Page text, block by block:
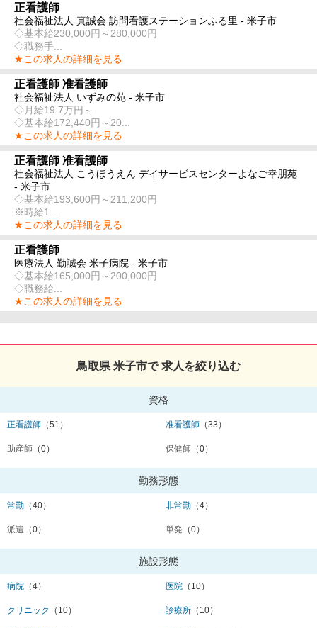
正看護師
社会福祉法人 真誠会 訪問看護ステーションふる里 - 米子市
◇基本給230,000円～280,000円
◇職務手...
★この求人の詳細を見る
正看護師 准看護師
社会福祉法人 いずみの苑 - 米子市
◇月給19.7万円～
◇基本給172,440円～20...
★この求人の詳細を見る
正看護師 准看護師
社会福祉法人 こうほうえん デイサービスセンターよなご幸朋苑
- 米子市
◇基本給193,600円～211,200円
※時給1...
★この求人の詳細を見る
正看護師
医療法人 勤誠会 米子病院 - 米子市
◇基本給165,000円～200,000円
◇職務給...
★この求人の詳細を見る
鳥取県 米子市で 求人を絞り込む
資格
正看護師 （51） 准看護師 （33）
助産師 （0） 保健師 （0）
勤務形態
常勤 （40） 非常勤 （4）
派遣 （0） 単発 （0）
施設形態
病院 （4） 医院 （10）
クリニック （10） 診療所 （10）